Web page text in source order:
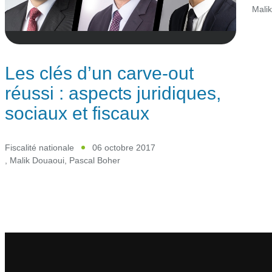
Les clés d’un carve-out
réussi : aspects juridiques,
sociaux et fiscaux
Fiscalité nationale
06 octobre 2017
, Malik Douaoui, Pascal Boher